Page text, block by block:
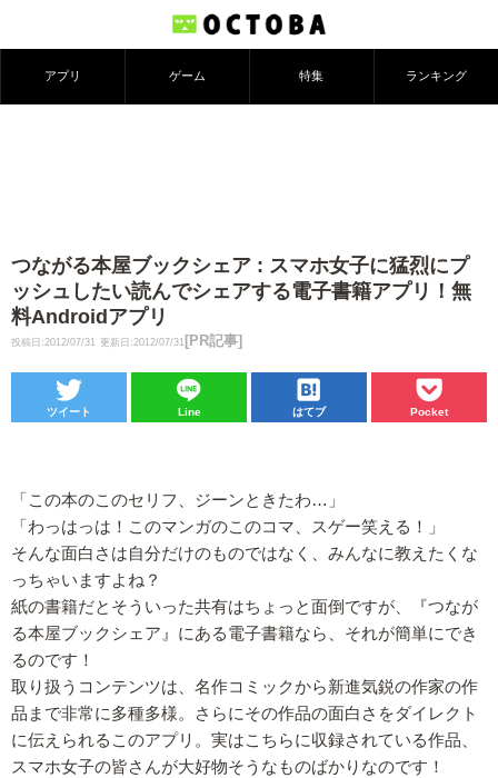
アプリ ゲーム 特集 ランキング
つながる本屋ブックシェア : スマホ女子に猛烈にプ
ッシュしたい読んでシェアする電子書籍アプリ！無
料Androidアプリ
投稿日:2012/07/31 更新日:2012/07/31 [PR記事]
ツイート Line はてブ Pocket
「この本のこのセリフ、ジーンときたわ…」
「わっはっは！このマンガのこのコマ、スゲー笑える！」
そんな面白さは自分だけのものではなく、みんなに教えたくな
っちゃいますよね？
紙の書籍だとそういった共有はちょっと面倒ですが、『つなが
る本屋ブックシェア』にある電子書籍なら、それが簡単にでき
るのです！
取り扱うコンテンツは、名作コミックから新進気鋭の作家の作
品まで非常に多種多様。さらにその作品の面白さをダイレクト
に伝えられるこのアプリ。実はこちらに収録されている作品、
スマホ女子の皆さんが大好物そうなものばかりなのです！